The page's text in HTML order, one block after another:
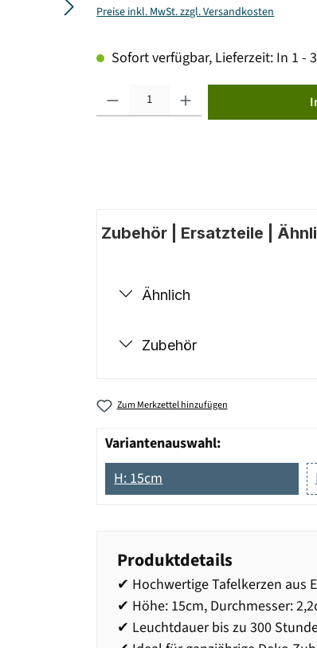
Preise inkl. MwSt. zzgl. Versandkosten
Sofort verfügbar, Lieferzeit: In 1 -
Zubehör | Ersatzteile |
Ähnlich
Zubehör
Zum Merkzettel hinzufügen
Variantenauswahl:
H: 15cm
Produktdetails
✔ Hochwertige Tafelkerzen aus
✔ Höhe: 15cm, Durchmesser:
✔ Leuchtdauer bis zu 300